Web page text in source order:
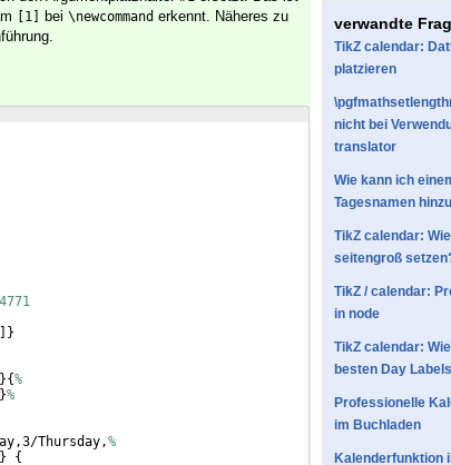
[1] bei \newcommand erkennt. Näheres zu
]}
}{%
}%
Thursday,%
}
{
verwandte
TikZ calendar:
platzieren
nicht bei
translator
Wie kann ich
Tagesnamen
TikZ calendar:
seitengroß
TikZ / calendar:
in node
TikZ calendar:
besten Day
Professionelle
im Buchladen
Kalenderfunktion